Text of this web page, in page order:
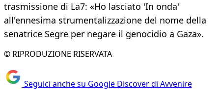
trasmissione di La7: «Ho lasciato 'In onda'
all'ennesima strumentalizzazione del nome della
senatrice Segre per negare il genocidio a Gaza».
© RIPRODUZIONE RISERVATA
Seguici anche su Google Discover di Avvenire